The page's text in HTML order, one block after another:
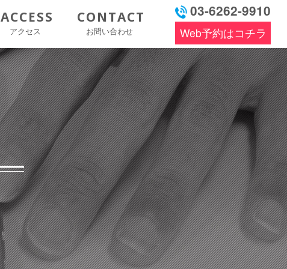
ACCESS
アクセス
CONTACT
お問い合わせ
03-6262-9910
Web予約はコチラ